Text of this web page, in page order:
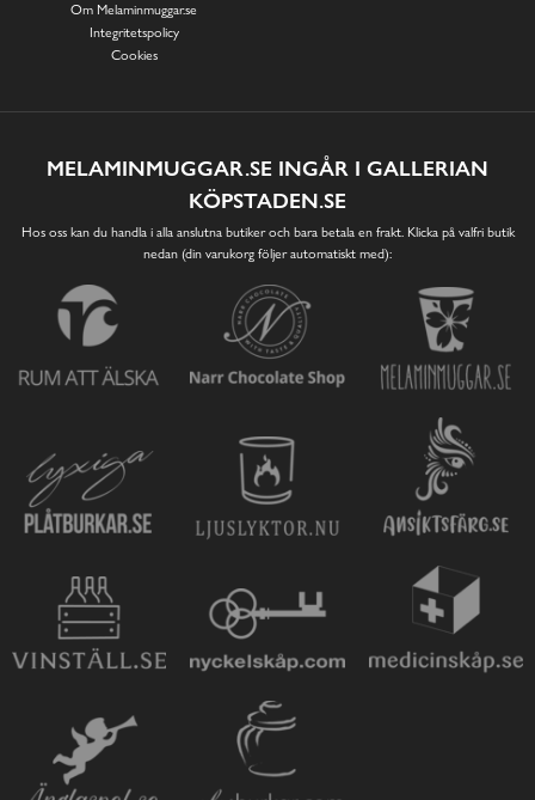
Om Melaminmuggar.se
Integritetspolicy
Cookies
MELAMINMUGGAR.SE INGÅR I GALLERIAN
KÖPSTADEN.SE
Hos oss kan du handla i alla anslutna butiker och bara betala en frakt. Klicka på valfri butik
nedan (din varukorg följer automatiskt med):